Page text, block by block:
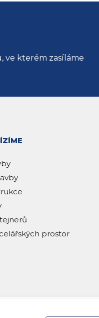
ve kterém zasíláme
prostor